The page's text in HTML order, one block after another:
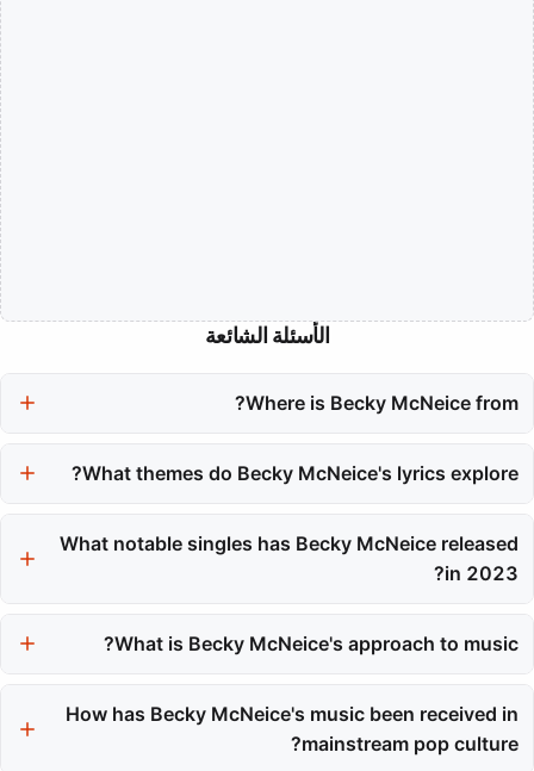
الأسئلة الشائعة
Where is Becky McNeice from?
unique pop identity within the local music scene.
What themes do Becky McNeice's lyrics explore?
discovery, showcasing emotional honesty and personal
experience.
What notable singles has Becky McNeice released
in 2023?
Other Problems,' which highlight her evolving approach to pop
What is Becky McNeice's approach to music?
avoiding fleeting trends and focusing on genuine storytelling.
How has Becky McNeice's music been received in
mainstream pop culture?